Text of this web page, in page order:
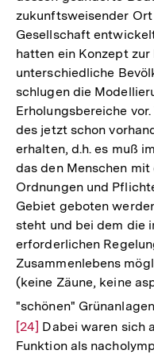
zukunftsweisender
Gesellschaft
hatten ein Konzept
unterschiedliche
schlugen die
Erholungsbereiche
des jetzt schon
erhalten, d.h. es muß
das den Menschen mit
Ordnungen und
Gebiet geboten
steht und bei dem die
erforderlichen
Zusammenlebens
(keine Zäune, keine
"schönen"
Zur
Auflösung
[24] Dabei waren sich
Funktion als